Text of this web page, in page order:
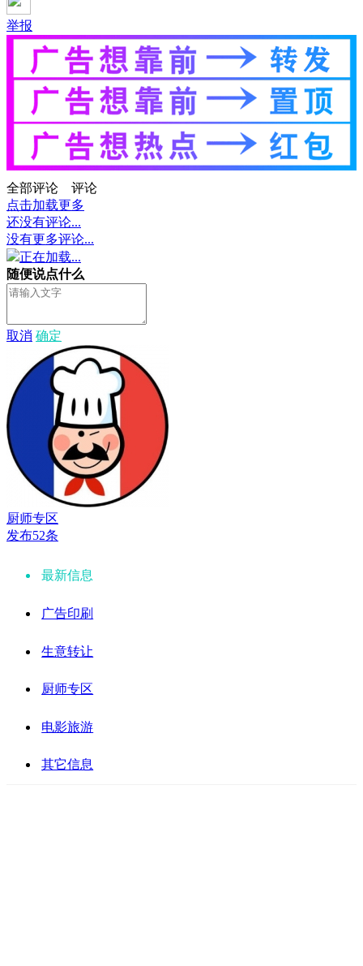
举报
全部评论
评论
点击加载更多
还没有评论...
没有更多评论...
正在加载...
随便说点什么
取消 确定
厨师专区
发布52条
最新信息
广告印刷
生意转让
厨师专区
电影旅游
其它信息